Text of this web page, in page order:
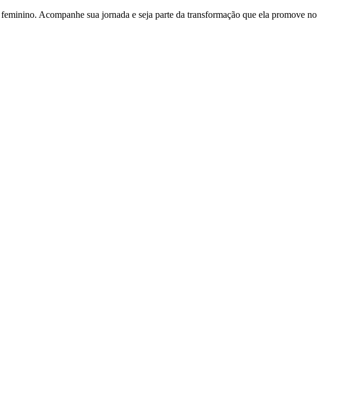
Acompanhe sua jornada e seja parte da transformação que ela promove no